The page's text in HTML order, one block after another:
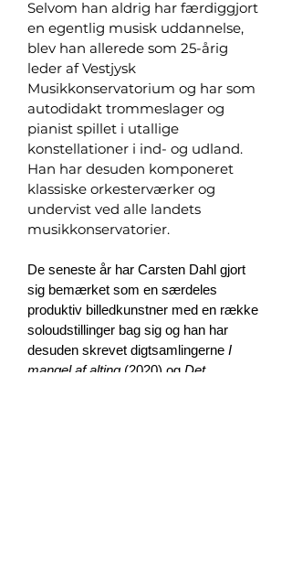
​​​Selvom han aldrig har færdiggjort
en egentlig musisk uddannelse,
blev han allerede som 25-årig
leder af Vestjysk
Musikkonservatorium og har som
autodidakt trommeslager og
pianist spillet i utallige
konstellationer i ind- og udland.
Han har desuden komponeret
klassiske orkesterværker og
undervist ved alle landets
musikkonservatorier.
De seneste år har Carsten Dahl gjort
sig bemærket som en særdeles
produktiv billedkunstner med en række
soloudstillinger bag sig og han har
desuden skrevet digtsamlingerne I
mangel af alting (2020) og Det